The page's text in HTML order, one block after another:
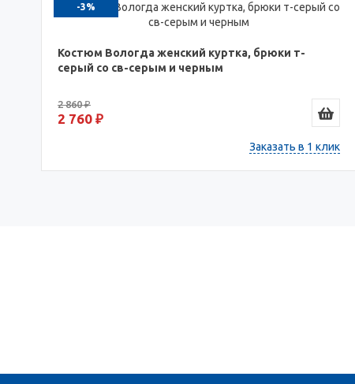
-3%
Костюм Вологда женский куртка, брюки т-
серый со св-серым и черным
2 860 ₽
2 760 ₽
Заказать в 1 клик